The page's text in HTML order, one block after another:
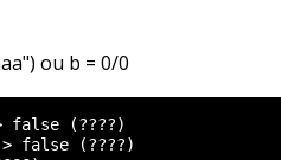
ou b = 0/0
false (????)
false (????)